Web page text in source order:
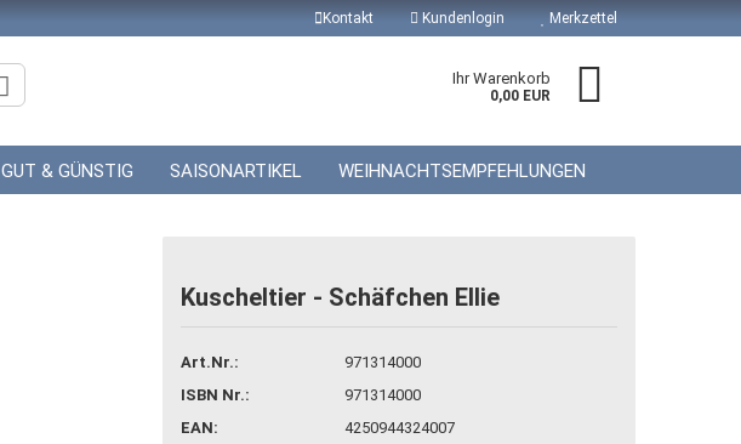
Kontakt Kundenlogin
Konto erstellen
Passwort vergessen?
Merkzettel
Ihr Warenkorb
0,00 EUR
GUT & GÜNSTIG SAISONARTIKEL WEIHNACHTSEMPFEHLUNGEN
Kuscheltier - Schäfchen Ellie
Art.Nr.:
971314000
ISBN Nr.:
971314000
EAN:
4250944324007